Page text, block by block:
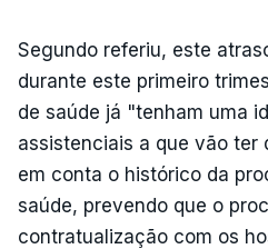
Segundo referiu, este
durante este primeiro
de saúde já "tenham uma
assistenciais a que vão ter
em conta o histórico da
saúde, prevendo que o
contratualização com os